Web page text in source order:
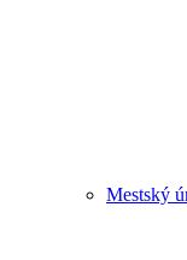
Mestský